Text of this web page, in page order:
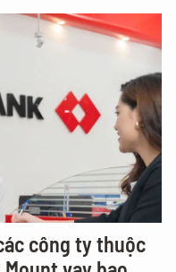
công ty thuộc